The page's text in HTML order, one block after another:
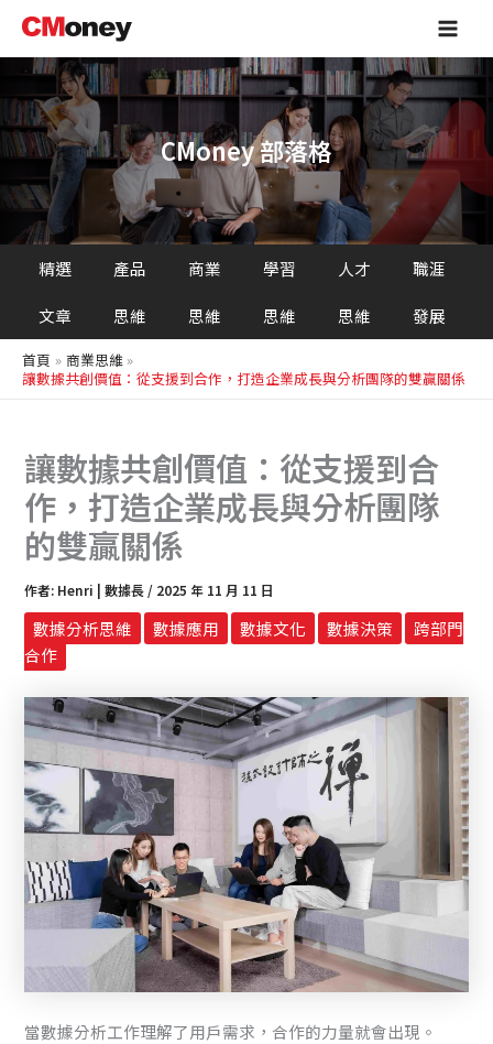
主
容
Main
CMoney 部落格
精選
文章
產品
思維
商業
思維
學習
思維
人才
思維
職涯
發展
首頁
商業思維
讓數據共創價值：從支援到合作，打造企業成長與分析團隊的雙贏關係
讓數據共創價值：從支援到合
作，打造企業成長與分析團隊
的雙贏關係
作者: Henri | 數據長 / 2025 年 11 月 11 日
數據分析思維 數據應用 數據文化 數據決策
跨部門
合作
當數據分析工作理解了用戶需求，合作的力量就會出現。
尋